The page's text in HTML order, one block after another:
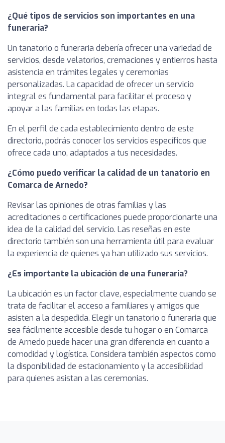
¿Qué tipos de servicios son importantes en una
funeraria?
Un tanatorio o funeraria debería ofrecer una variedad de
servicios, desde velatorios, cremaciones y entierros hasta
asistencia en trámites legales y ceremonias
personalizadas. La capacidad de ofrecer un servicio
integral es fundamental para facilitar el proceso y
apoyar a las familias en todas las etapas.
En el perfil de cada establecimiento dentro de este
directorio, podrás conocer los servicios específicos que
ofrece cada uno, adaptados a tus necesidades.
¿Cómo puedo verificar la calidad de un tanatorio en
Comarca de Arnedo?
Revisar las opiniones de otras familias y las
acreditaciones o certificaciones puede proporcionarte una
idea de la calidad del servicio. Las reseñas en este
directorio también son una herramienta útil para evaluar
la experiencia de quienes ya han utilizado sus servicios.
¿Es importante la ubicación de una funeraria?
La ubicación es un factor clave, especialmente cuando se
trata de facilitar el acceso a familiares y amigos que
asisten a la despedida. Elegir un tanatorio o funeraria que
sea fácilmente accesible desde tu hogar o en Comarca
de Arnedo puede hacer una gran diferencia en cuanto a
comodidad y logística. Considera también aspectos como
la disponibilidad de estacionamiento y la accesibilidad
para quienes asistan a las ceremonias.